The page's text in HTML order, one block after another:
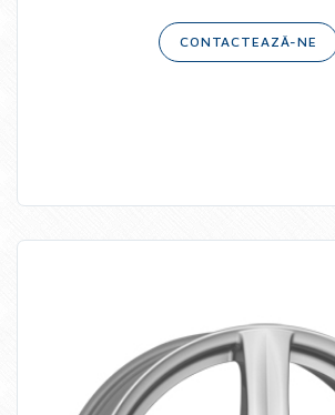
CONTACTEAZĂ-NE